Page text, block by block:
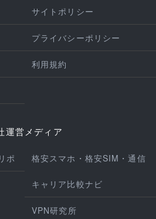
サイトポリシー
プライバシーポリシー
利用規約
運営メディア
ポ 格安スマホ・格安SIM・通信
キャリア比較ナビ
VPN研究所